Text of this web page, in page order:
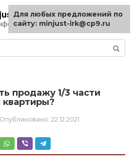
irk.ru
про автомобили
продажу 1/3 части
квартиры?
Опубликовано: 22.12.2021
Для любых предложений по
сайту: minjust-irk@cp9.ru